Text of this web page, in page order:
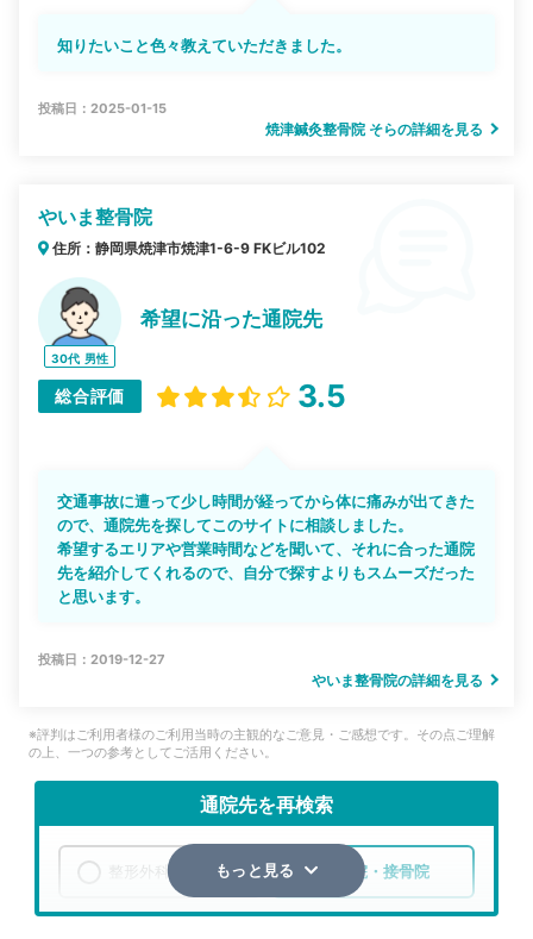
知りたいこと色々教えていただきました。
投稿日：2025-01-15
焼津鍼灸整骨院 そらの詳細を見る
やいま整骨院
住所：静岡県焼津市焼津1-6-9 FKビル102
30代 男性
希望に沿った通院先
総合評価 3.5
交通事故に遭って少し時間が経ってから体に痛みが出てきた
ので、通院先を探してこのサイトに相談しました。
希望するエリアや営業時間などを聞いて、それに合った通院
先を紹介してくれるので、自分で探すよりもスムーズだった
と思います。
投稿日：2019-12-27
やいま整骨院の詳細を見る
※評判はご利用者様のご利用当時の主観的なご意見・ご感想です。その点ご理解
の上、一つの参考としてご活用ください。
通院先を再検索
整形外科 整骨院・接骨院
もっと見る